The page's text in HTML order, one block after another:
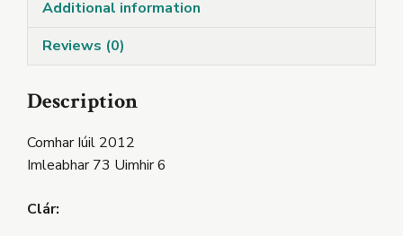
Additional information
Reviews (0)
Description
Comhar Iúil 2012
Imleabhar 73 Uimhir 6
Clár: